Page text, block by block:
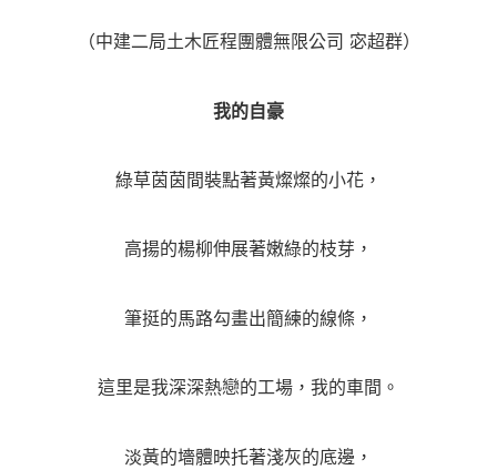
（中建二局土木匠程團體無限公司 宓超群）
我的自豪
綠草茵茵間裝點著黃燦燦的小花，
高揚的楊柳伸展著嫩綠的枝芽，
筆挺的馬路勾畫出簡練的線條，
這里是我深深熱戀的工場，我的車間。
淡黃的墻體映托著淺灰的底邊，